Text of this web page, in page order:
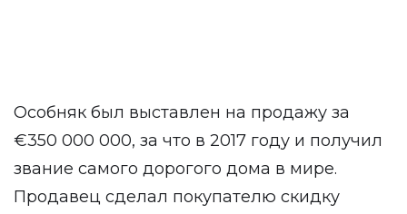
Особняк был выставлен на продажу за
€350 000 000, за что в 2017 году и получил
звание самого дорогого дома в мире.
Продавец сделал покупателю скидку